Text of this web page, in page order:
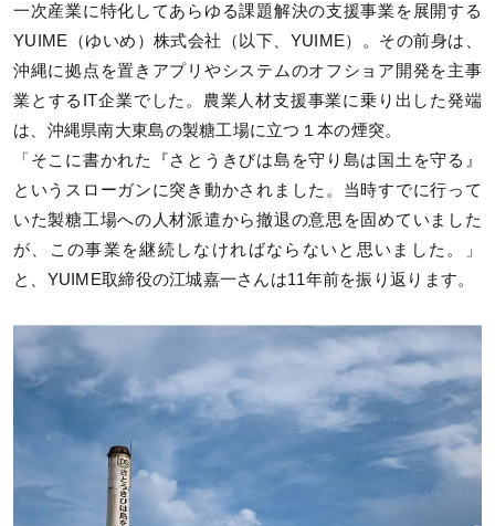
一次産業に特化してあらゆる課題解決の支援事業を展開する
YUIME（ゆいめ）株式会社（以下、YUIME）。その前身は、
沖縄に拠点を置きアプリやシステムのオフショア開発を主事
業とするIT企業でした。農業人材支援事業に乗り出した発端
は、沖縄県南大東島の製糖工場に立つ１本の煙突。
「そこに書かれた『さとうきびは島を守り島は国土を守る』
というスローガンに突き動かされました。当時すでに行って
いた製糖工場への人材派遣から撤退の意思を固めていました
が、この事業を継続しなければならないと思いました。」
と、YUIME取締役の江城嘉一さんは11年前を振り返ります。